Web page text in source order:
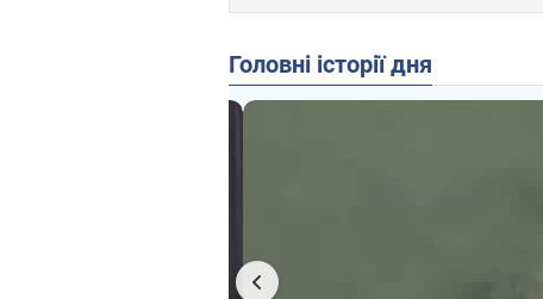
Головні історії дня